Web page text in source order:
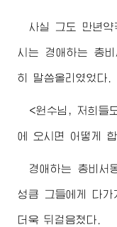
사실 그도 만년약
시는 경애하는 총비
히 말씀올리였었다.
<원수님 , 저희들
에 오시면 어떻게
경애하는 총비서
성큼 그들에게 다가
더욱 뒤걸음쳤다.